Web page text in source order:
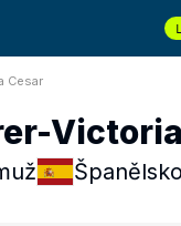
Cesar
Španělsko